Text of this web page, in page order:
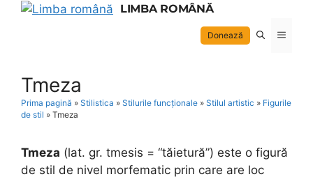
Skip
LIMBA ROMÂNĂ
Donează Menu
Tmeza
Prima pagină » Stilistica » Stilurile funcționale » Stilul artistic » Figurile
de stil » Tmeza
Tmeza (lat. gr. tmesis = “tăietură”) este o figură
de stil de nivel morfematic prin care are loc